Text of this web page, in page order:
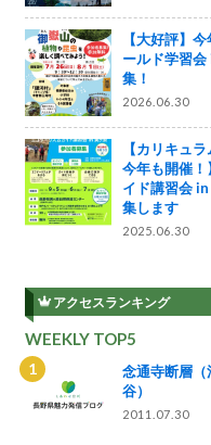
【大好評】
ールド学習
集！
2026.06.30
【カリキュ
今年も開催
イド講習会
集します
2025.06.30
アクセスランキング
WEEKLY TOP5
念通寺断層
谷）
2011.07.30